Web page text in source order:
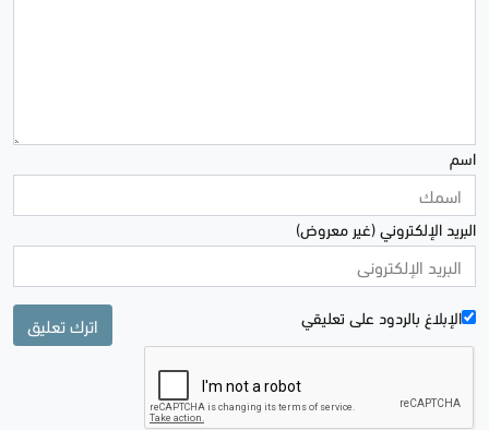
اسم
البريد الإلكتروني (غير معروض)
الإبلاغ بالردود علی تعليقي اترك تعليق